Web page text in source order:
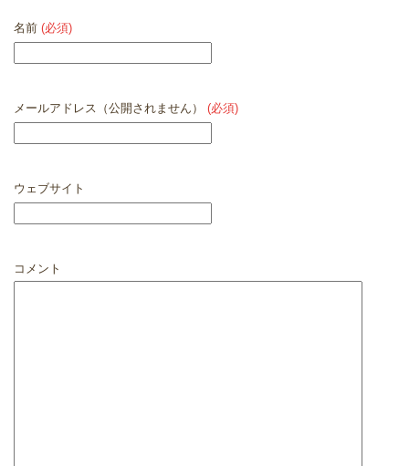
名前 (必須)
メールアドレス（公開されません） (必須)
ウェブサイト
コメント